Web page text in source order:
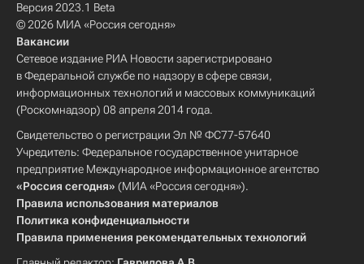
Версия 2023.1 Beta
© 2026 МИА «Россия сегодня»
Вакансии
Сетевое издание РИА Новости зарегистрировано
в Федеральной службе по надзору в сфере связи,
информационных технологий и массовых коммуникаций
(Роскомнадзор) 08 апреля 2014 года.
Свидетельство о регистрации Эл № ФС77-57640
Учредитель: Федеральное государственное унитарное
предприятие Международное информационное агентство
«Россия сегодня» (МИА «Россия сегодня»).
Правила использования материалов
Политика конфиденциальности
Правила применения рекомендательных технологий